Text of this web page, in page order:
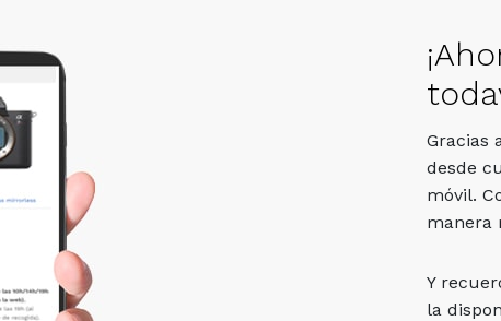
Gracias
desde
móvil.
manera
Y
la